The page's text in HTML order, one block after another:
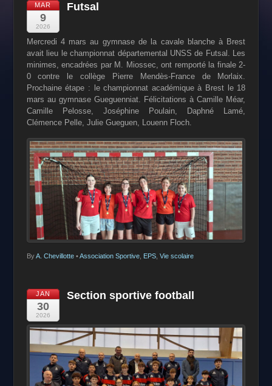
MAR
9
2026
Futsal
Mercredi 4 mars au gymnase de la cavale blanche à Brest
avait lieu le championnat départemental UNSS de Futsal. Les
minimes, encadrées par M. Miossec, ont remporté la finale 2-
0 contre le collège Pierre Mendès-France de Morlaix.
Prochaine étape : le championnat académique à Brest le 18
mars au gymnase Gueguenniat. Félicitations à Camille Méar,
Camille Pelosse, Joséphine Poulain, Daphné Lamé,
Clémence Pelle, Julie Gueguen, Louenn Floch.
ByA. Chevillotte• Association Sportive, EPS, Vie scolaire
JAN
30
2026
Section sportive football